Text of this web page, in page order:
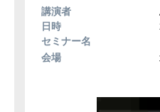
講演者
日時
セミナー名
会場